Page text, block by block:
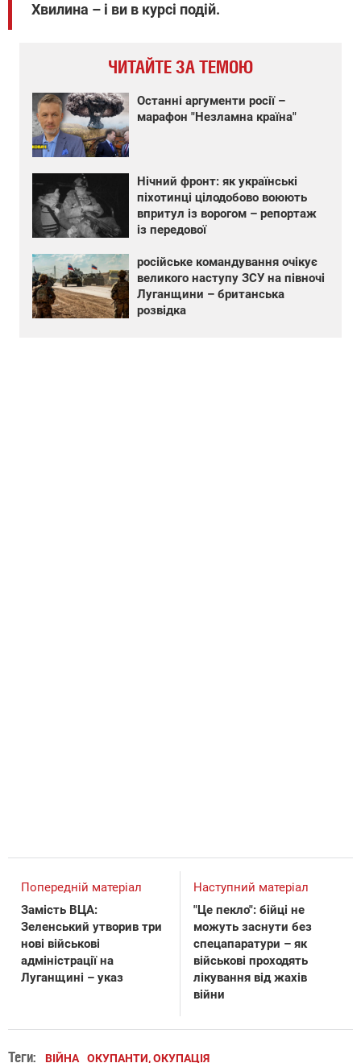
Хвилина – і ви в курсі подій.
ЧИТАЙТЕ ЗА ТЕМОЮ
Останні аргументи росії –
марафон "Незламна країна"
Нічний фронт: як українські
піхотинці цілодобово воюють
впритул із ворогом – репортаж
із передової
російське командування очікує
великого наступу ЗСУ на півночі
Луганщини – британська
розвідка
Попередній матеріал
Замість ВЦА:
Зеленський утворив три
нові військові
адміністрації на
Луганщині – указ
Наступний матеріал
"Це пекло": бійці не
можуть заснути без
спецапаратури – як
військові проходять
лікування від жахів
війни
Теги: ВІЙНА ОКУПАНТИ, ОКУПАЦІЯ